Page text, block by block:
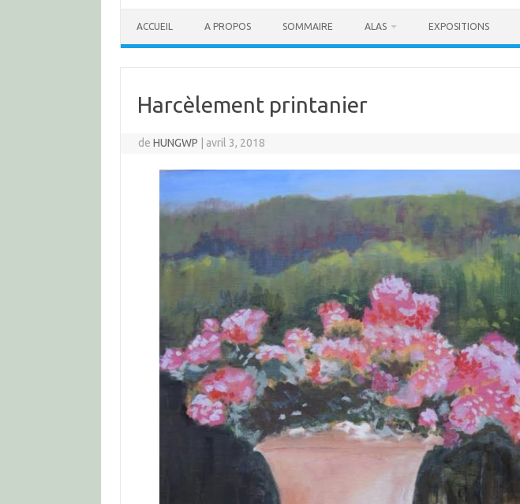
ACCUEIL A PROPOS SOMMAIRE ALAS EXPOSITIONS
Harcèlement printanier
deHUNGWP avril 3, 2018